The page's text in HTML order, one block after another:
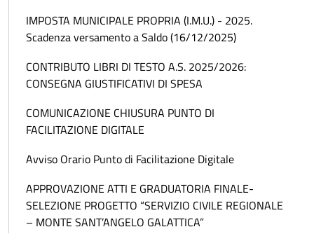
IMPOSTA MUNICIPALE PROPRIA (I.M.U.) - 2025.
Scadenza versamento a Saldo (16/12/2025)
CONTRIBUTO LIBRI DI TESTO A.S. 2025/2026:
CONSEGNA GIUSTIFICATIVI DI SPESA
COMUNICAZIONE CHIUSURA PUNTO DI
FACILITAZIONE DIGITALE
Avviso Orario Punto di Facilitazione Digitale
APPROVAZIONE ATTI E GRADUATORIA FINALE-
SELEZIONE PROGETTO “SERVIZIO CIVILE REGIONALE
– MONTE SANT’ANGELO GALATTICA”